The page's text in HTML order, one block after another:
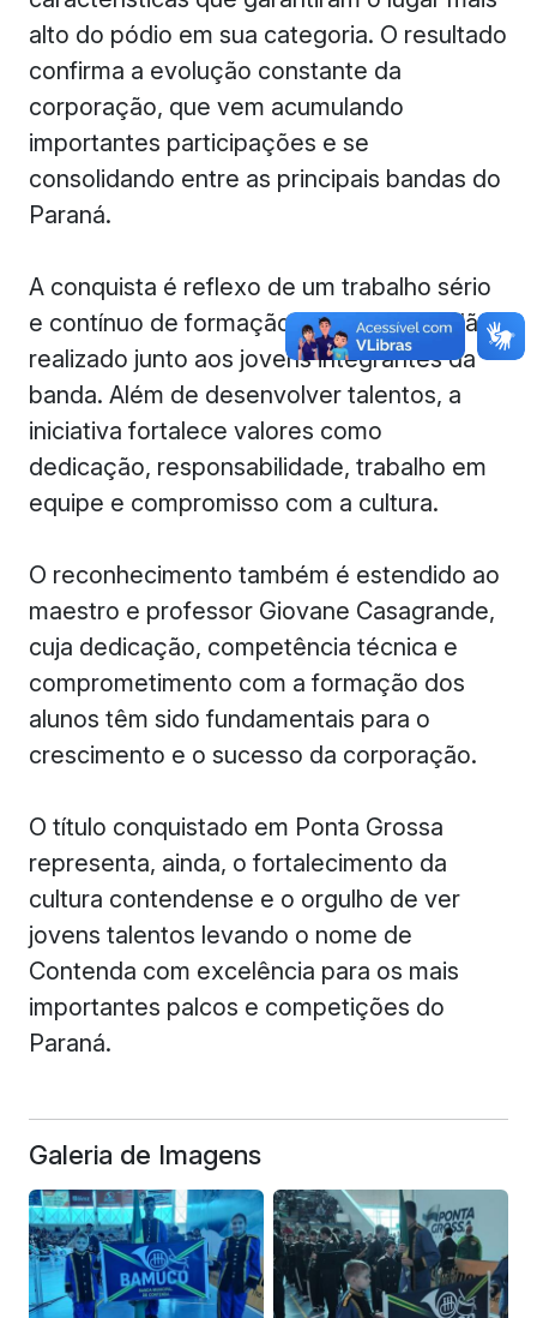
alto do pódio em sua categoria. O resultado
confirma a evolução constante da
corporação, que vem acumulando
importantes participações e se
consolidando entre as principais bandas do
Paraná.
A conquista é reflexo de um trabalho sério
e contínuo de formação musical e cidadã,
realizado junto aos jovens integrantes da
banda. Além de desenvolver talentos, a
iniciativa fortalece valores como
dedicação, responsabilidade, trabalho em
equipe e compromisso com a cultura.
O reconhecimento também é estendido ao
maestro e professor Giovane Casagrande,
cuja dedicação, competência técnica e
comprometimento com a formação dos
alunos têm sido fundamentais para o
crescimento e o sucesso da corporação.
O título conquistado em Ponta Grossa
representa, ainda, o fortalecimento da
cultura contendense e o orgulho de ver
jovens talentos levando o nome de
Contenda com excelência para os mais
importantes palcos e competições do
Paraná.
Galeria de Imagens